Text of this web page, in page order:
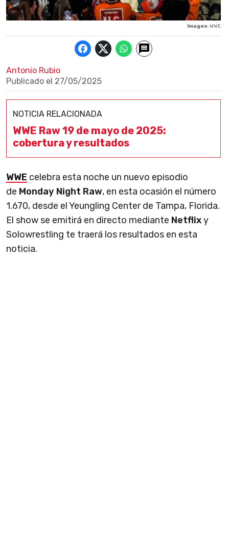
Imagen: WWE
Antonio Rubio
Publicado el 27/05/2025
NOTICIA RELACIONADA
WWE Raw 19 de mayo de 2025:
cobertura y resultados
WWE celebra esta noche un nuevo episodio
de Monday Night Raw, en esta ocasión el número
1.670, desde el Yeungling Center de Tampa, Florida.
El show se emitirá en directo mediante Netflixy
Solowrestling te traerá los resultados en esta
noticia.